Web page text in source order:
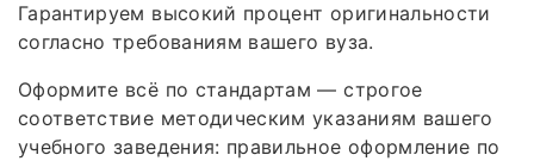
Гарантируем высокий процент оригинальности
согласно требованиям вашего вуза.
Оформите всё по стандартам — строгое
соответствие методическим указаниям вашего
учебного заведения: правильное оформление по